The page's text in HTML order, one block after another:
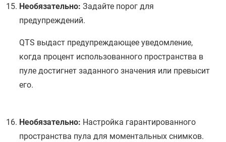
Необязательно: Задайте порог для
предупреждений.
QTS выдаст предупреждающее уведомление,
когда процент использованного пространства в
пуле достигнет заданного значения или превысит
его.
Необязательно: Настройка гарантированного
пространства пула для моментальных снимков.